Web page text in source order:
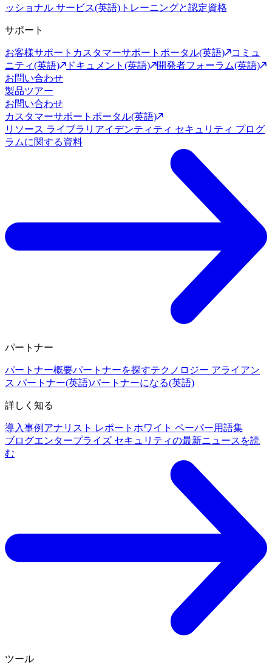
ッショナル サービス(英語) トレーニングと認定資格
サポート
お客様サポート カスタマーサポートポータル(英語)
コミュ
ニティ(英語)
ドキュメント(英語)
開発者フォーラム(英語)
お問い合わせ
製品ツアー
お問い合わせ
カスタマーサポートポータル(英語)
リソース ライブラリ アイデンティティ セキュリティ プログ
ラムに関する資料
パートナー
パートナー概要パートナーを探すテクノロジー アライアン
ス パートナー(英語)パートナーになる(英語)
詳しく知る
導入事例 アナリスト レポート ホワイト ペーパー用語集
ブログエンタープライズ セキュリティの最新ニュースを読
む
ツール